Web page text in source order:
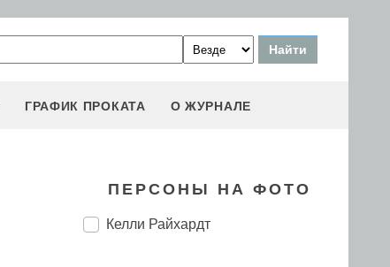
ГРАФИК ПРОКАТА О ЖУРНАЛЕ
ПЕРСОНЫ НА ФОТО
Келли Райхардт